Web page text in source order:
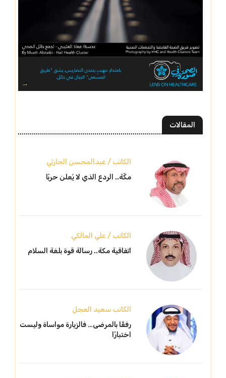
المقالات
الكاتب / عبدالمحسن الحارثي
مكّة.. الردع الذي لا يُعلن حربًا
الكاتب / علي المالكي
اتفاقية مكة.. رسالة قوة بلغة السلام
الكاتب سعيد العجل
رفقًا بالمرضى… فالزيارة مواساة وليست
اختبارًا